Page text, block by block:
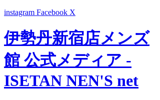
instagram Facebook X
伊勢丹新宿店メンズ
館 公式メディア -
ISETAN NEN'S net